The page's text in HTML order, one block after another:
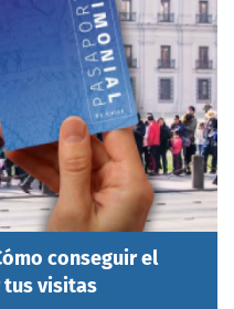
conseguir el
visitas